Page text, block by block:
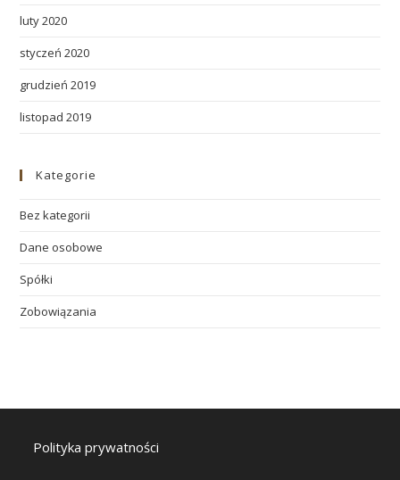
luty 2020
styczeń 2020
grudzień 2019
listopad 2019
Kategorie
Bez kategorii
Dane osobowe
Spółki
Zobowiązania
Polityka prywatności